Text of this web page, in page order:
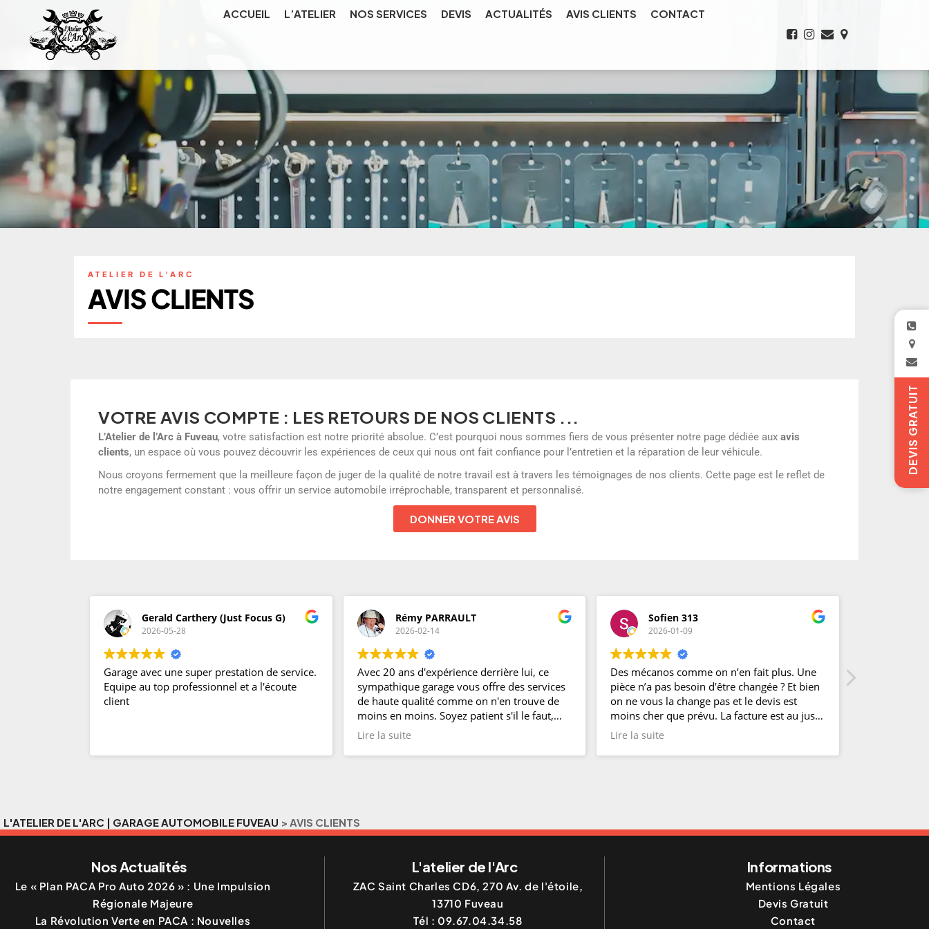
ACCUEIL L’ATELIER NOS SERVICES DEVIS ACTUALITÉS AVIS CLIENTS CONTACT
DEVIS GRATUIT
AVIS CLIENTS
VOTRE AVIS COMPTE : LES RETOURS DE NOS CLIENTS ...
L’Atelier de l’Arc à Fuveau, votre satisfaction est notre priorité absolue. C’est pourquoi nous sommes fiers de vous présenter notre page dédiée aux avis
clients, un espace où vous pouvez découvrir les expériences de ceux qui nous ont fait confiance pour l’entretien et la réparation de leur véhicule.
Nous croyons fermement que la meilleure façon de juger de la qualité de notre travail est à travers les témoignages de nos clients. Cette page est le reflet de
notre engagement constant : vous offrir un service automobile irréprochable, transparent et personnalisé.
DONNER VOTRE AVIS
Gerald Carthery (Just Focus G)
2026-05-28
Garage avec une super prestation de service.
Equipe au top professionnel et a l'écoute
client
Rémy PARRAULT
2026-02-14
Avec 20 ans d'expérience derrière lui, ce
sympathique garage vous offre des services
de haute qualité comme on n'en trouve de
moins en moins. Soyez patient s'il le faut,
mais ça vaut la peine d'attendre. Super
de XC70 qu'il fallait déposer et nettoyer pour
Lire la suite
Sofien 313
2026-01-09
Des mécanos comme on n’en fait plus. Une
pièce n’a pas besoin d’être changée ? Et bien
on ne vous la change pas et le devis est
moins cher que prévu. La facture est au juste
prix de votre besoin c’est tellement rare dans
accueillants , les propriétaires du garage sont
Lire la suite
L'ATELIER DE L'ARC | GARAGE AUTOMOBILE FUVEAU > AVIS CLIENTS
Nos Actualités
Le « Plan PACA Pro Auto 2026 » : Une Impulsion
Régionale Majeure
La Révolution Verte en PACA : Nouvelles
L'atelier de l'Arc
ZAC Saint Charles CD6, 270 Av. de l'étoile,
13710 Fuveau
Tél : 09.67.04.34.58
Informations
Mentions Légales
Devis Gratuit
Contact